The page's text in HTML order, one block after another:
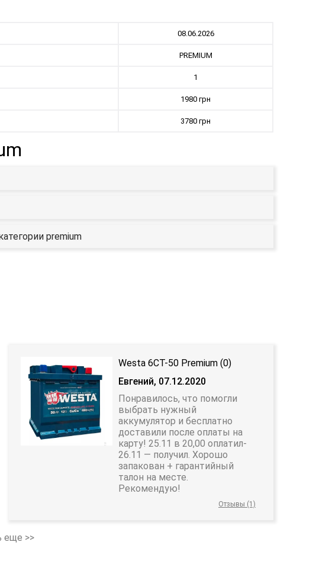
08.06.2026
PREMIUM
1
1980 грн
3780 грн
premium
Westa 6CT-50 Premium (0)
Евгений, 07.12.2020
Понравилось, что помогли
выбрать нужный
аккумулятор и бесплатно
доставили после оплаты на
карту! 25.11 в 20,00 оплатил-
26.11 — получил. Хорошо
запакован + гарантийный
талон на месте.
Рекомендую!
Отзывы (1)
еще >>